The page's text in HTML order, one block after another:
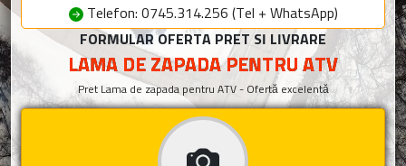
Telefon: 0745.314.256 (Tel + WhatsApp)
FORMULAR OFERTA PRET SI LIVRARE
LAMA DE ZAPADA PENTRU ATV
Pret Lama de zapada pentru ATV - Ofertă excelentă